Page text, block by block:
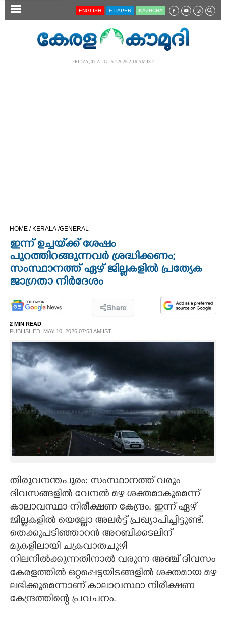
SECTIONS
OPINION
LIFESTYLE
SPIRITUAL
INFO+
ART
LITERATURE
ZOOM
CONTACT US
ENGLISH E-PAPER KĀZHCHA
FRIDAY, 07 AUGUST 2026 2.16 AM IST
HOME / KERALA /GENERAL
ഇന്ന് ഉച്ചയ്‌ക്ക് ശേഷം
പുറത്തിറങ്ങുന്നവർ ശ്രദ്ധിക്കണം;
സംസ്ഥാനത്ത് ഏഴ് ജില്ലകളിൽ പ്രത്യേക
ജാഗ്രതാ നിർദേശം
Share
2 MIN READ
PUBLISHED: MAY 10, 2026 07:53 AM IST
തിരുവനന്തപുരം: സംസ്ഥാനത്ത് വരും
ദിവസങ്ങളിൽ വേനൽ മഴ ശക്തമാകുമെന്ന്
കാലാവസ്ഥാ നിരീക്ഷണ കേന്ദ്രം. ഇന്ന് ഏഴ്
ജില്ലകളിൽ യെല്ലോ അലർട്ട് പ്രഖ്യാപിച്ചിട്ടുണ്ട്.
തെക്കുപടിഞ്ഞാറൻ അറബിക്കടലിന്
മുകളിലായി ചക്രവാതചുഴി
നിലനിൽക്കുന്നതിനാൽ വരുന്ന അഞ്ച് ദിവസം
കേരളത്തിൽ ഒറ്റപ്പെട്ടയിടങ്ങളിൽ ശക്തമായ മഴ
ലഭിക്കുമെന്നാണ് കാലാവസ്ഥാ നിരീക്ഷണ
കേന്ദ്രത്തിന്റെ പ്രവചനം.